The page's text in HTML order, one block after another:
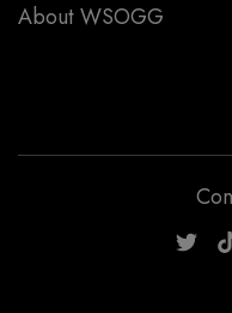
About WSOGG